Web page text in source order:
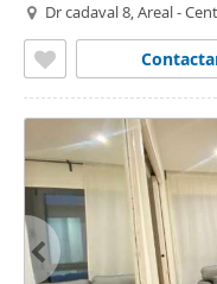
Dr cadaval 8, Areal -